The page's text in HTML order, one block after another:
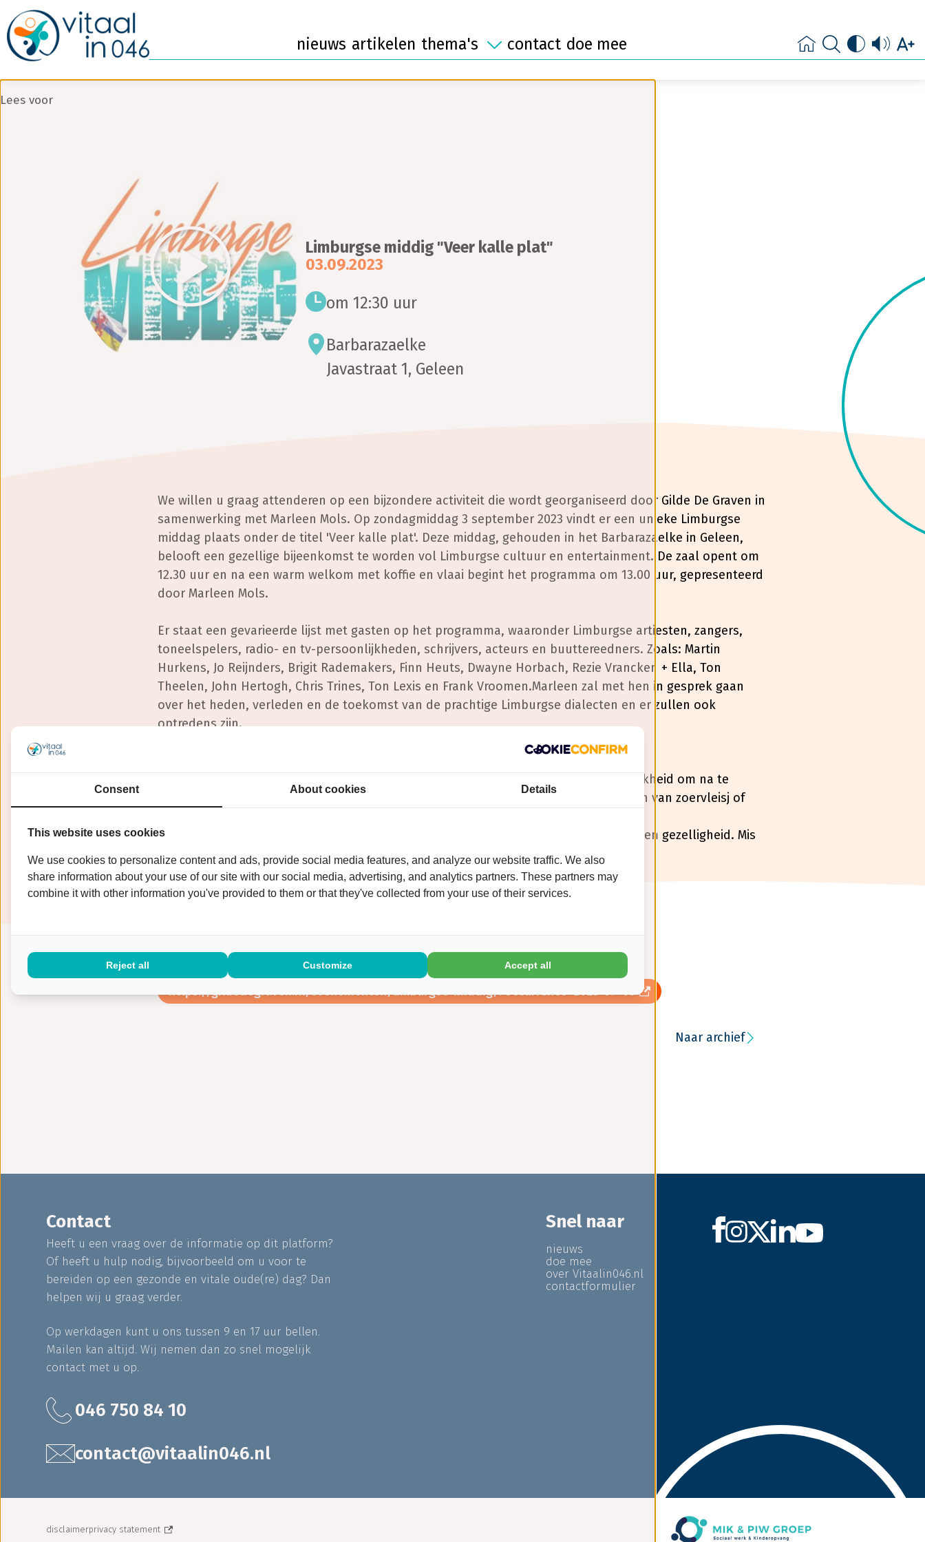
nieuws artikelen thema's
vrijwilligerswerkcontact doe mee
Lees voor
Limburgse middig "Veer kalle plat"
03.09.2023
om 12:30 uur
Barbarazaelke
Javastraat 1, Geleen
We willen u graag attenderen op een bijzondere activiteit die wordt georganiseerd door Gilde De Graven in
samenwerking met Marleen Mols. Op zondagmiddag 3 september 2023 vindt er een unieke Limburgse
middag plaats onder de titel 'Veer kalle plat'. Deze middag, gehouden in het Barbarazaelke in Geleen,
belooft een gezellige bijeenkomst te worden vol Limburgse cultuur en entertainment. De zaal opent om
12.30 uur en na een warm welkom met koffie en vlaai begint het programma om 13.00 uur, gepresenteerd
door Marleen Mols.
Er staat een gevarieerde lijst met gasten op het programma, waaronder Limburgse artiesten, zangers,
toneelspelers, radio- en tv-persoonlijkheden, schrijvers, acteurs en buuttereedners. Zoals: Martin
Hurkens, Jo Reijnders, Brigit Rademakers, Finn Heuts, Dwayne Horbach, Rezie Vrancken + Ella, Ton
Theelen, John Hertogh, Chris Trines, Ton Lexis en Frank Vroomen.Marleen zal met hen in gesprek gaan
over het heden, verleden en de toekomst van de prachtige Limburgse dialecten en er zullen ook
optredens zijn.
Na afloop van het programma, dat tussen 16.30 en 17.00 uur eindigt, is er de mogelijkheid om na te
praten en een hapje te eten vanaf 17.30 uur. Voor € 9,50 per persoon kunt u genieten van zoervleisj of
Dit belooft een onvergetelijke middag te worden vol met Limburgse cultuur, muziek en gezelligheid. Mis
deze kans niet en schrijf u snel in op de website van Gilde De Graven!
https://gildedegraven.nl/evenementen/limburgse-middig/?occurrence=2023-09-03
Naar archief
Contact
Heeft u een vraag over de informatie op dit platform?
Of heeft u hulp nodig, bijvoorbeeld om u voor te
bereiden op een gezonde en vitale oude(re) dag? Dan
helpen wij u graag verder.
Op werkdagen kunt u ons tussen 9 en 17 uur bellen.
Mailen kan altijd. Wij nemen dan zo snel mogelijk
contact met u op.
046 750 84 10
contact@vitaalin046.nl
Snel naar
nieuws
doe mee
over Vitaalin046.nl
contactformulier
disclaimerprivacy statement
Consent About cookies Details
This website uses cookies
We use cookies to personalize content and ads, provide social media features, and analyze our website traffic. We also
share information about your use of our site with our social media, advertising, and analytics partners. These partners may
combine it with other information you've provided to them or that they've collected from your use of their services.
Reject all Customize Accept all